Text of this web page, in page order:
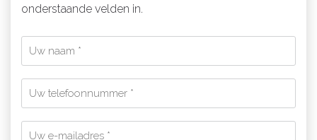
onderstaande velden in.